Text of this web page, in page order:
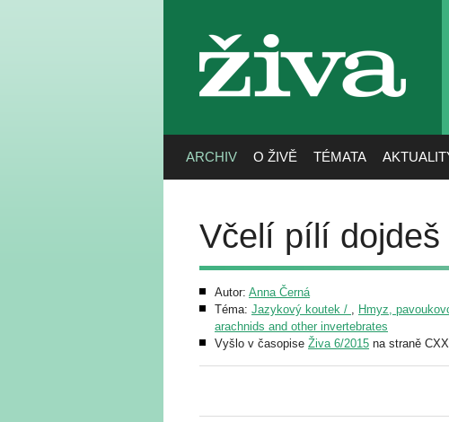
živa
ARCHIV O ŽIVĚ TÉMATA
Včelí pílí
Autor: Anna Černá
Téma: Jazykový koutek / , Hmyz,
arachnids and other invertebrates
Vyšlo v časopise Živa 6/2015 na straně